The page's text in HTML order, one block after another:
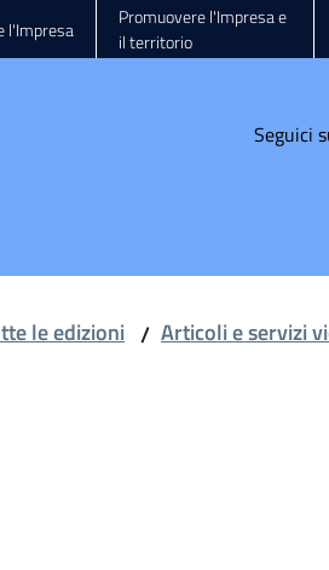
l'Impresa
Promuovere l'Impresa e
il territorio
Seguici
le edizioni / Articoli e servizi